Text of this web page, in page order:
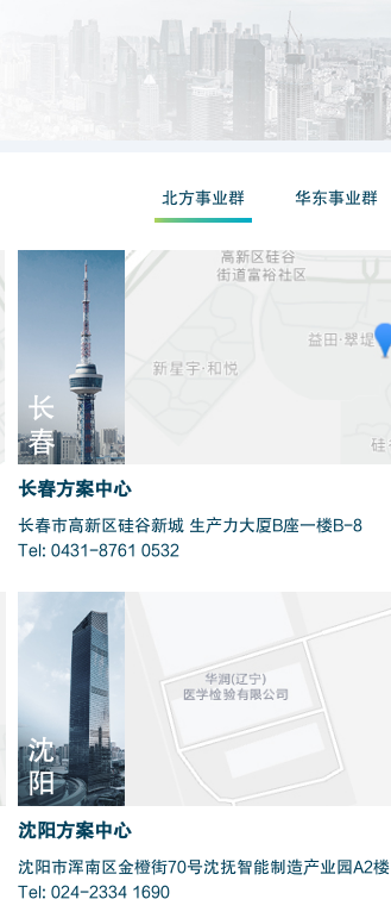
北方事业群 华东事业群
长
春
长春方案中心
长春市高新区硅谷新城 生产力大厦B座一楼B-8
Tel: 0431-8761 0532
沈
阳
沈阳方案中心
沈阳市浑南区金橙街70号沈抚智能制造产业园A2楼
Tel: 024-2334 1690